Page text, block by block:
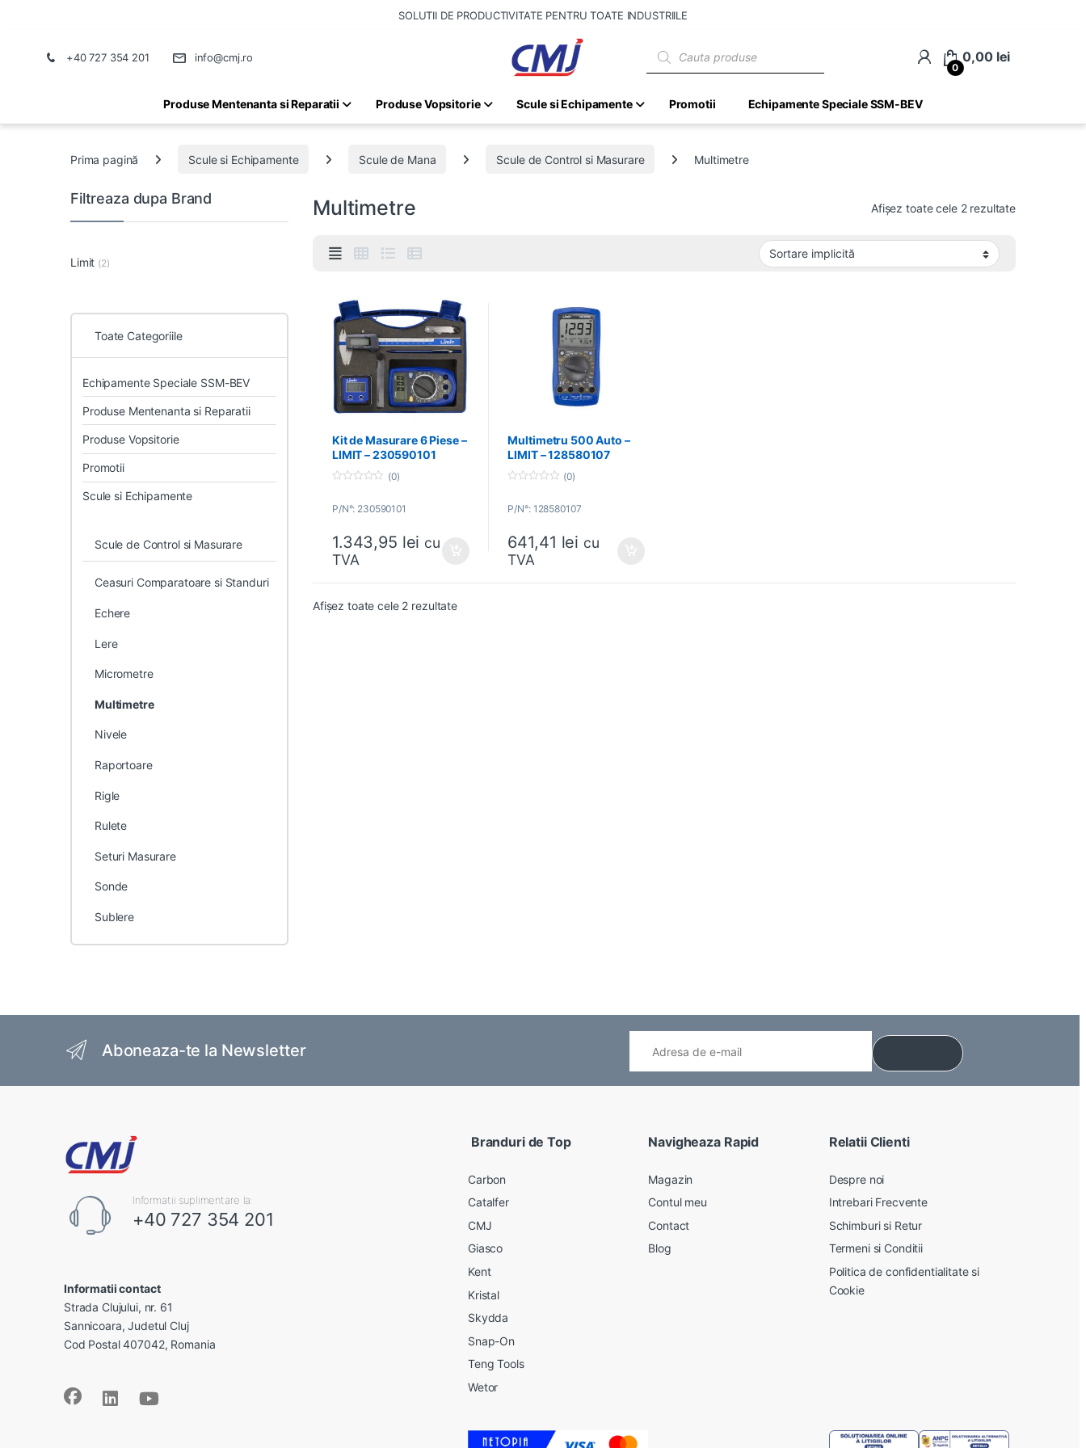
SOLUTII DE PRODUCTIVITATE PENTRU TOATE INDUSTRIILE
+40 727 354 201 info@cmj.ro
0
0,00 lei
Produse Mentenanta si Reparatii Produse Vopsitorie Scule si Echipamente Promotii Echipamente Speciale SSM-BEV
Prima pagină Scule si Echipamente Scule de Mana Scule de Control si Masurare Multimetre
Multimetre Afișez toate cele 2 rezultate
Kit de Masurare 6 Piese –
LIMIT – 230590101
u
f
5
(0)
P/N°: 230590101
1.343,95 lei cu
TVA
Multimetru 500 Auto –
LIMIT – 128580107
u
f
5
(0)
P/N°: 128580107
641,41 lei cu
TVA
Afișez toate cele 2 rezultate
Filtreaza dupa Brand
Limit (2)
Toate Categoriile
Echipamente Speciale SSM-BEV
Produse Mentenanta si Reparatii
Produse Vopsitorie
Promotii
Scule si Echipamente
Scule de Control si Masurare
Ceasuri Comparatoare si Standuri
Echere
Lere
Micrometre
Multimetre
Nivele
Raportoare
Rigle
Rulete
Seturi Masurare
Sonde
Sublere
Aboneaza-te la Newsletter
Informatii suplimentare la:
+40 727 354 201
Informatii contact
Strada Clujului, nr. 61
Sannicoara, Judetul Cluj
Cod Postal 407042, Romania
Branduri de Top
Carbon
Catalfer
CMJ
Giasco
Kent
Kristal
Skydda
Snap-On
Teng Tools
Wetor
Navigheaza Rapid
Magazin
Contul meu
Contact
Blog
Relatii Clienti
Despre noi
Intrebari Frecvente
Schimburi si Retur
Termeni si Conditii
Politica de confidentialitate si
Cookie